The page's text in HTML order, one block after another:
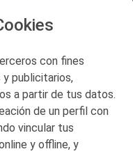
con fines
y publicitarios,
a partir de tus datos.
de un perfil con
vincular tus
y offline, y